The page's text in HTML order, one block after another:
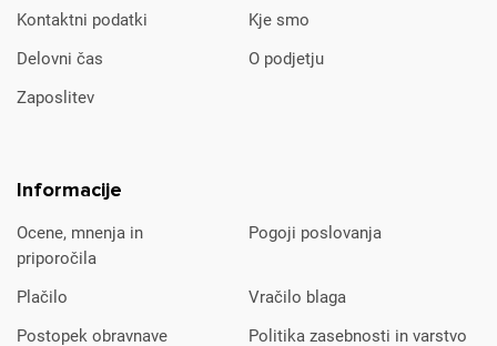
Kontaktni podatki
Kje smo
Delovni čas
O podjetju
Zaposlitev
Informacije
Ocene, mnenja in
priporočila
Pogoji poslovanja
Plačilo
Vračilo blaga
Postopek obravnave
Politika zasebnosti in varstvo